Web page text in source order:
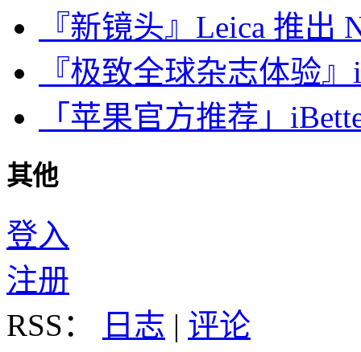
『新镜头』Leica 推出
『极致全球杂志体验
「苹果官方推荐」
其他
登入
注册
RSS：
日志 | 评论